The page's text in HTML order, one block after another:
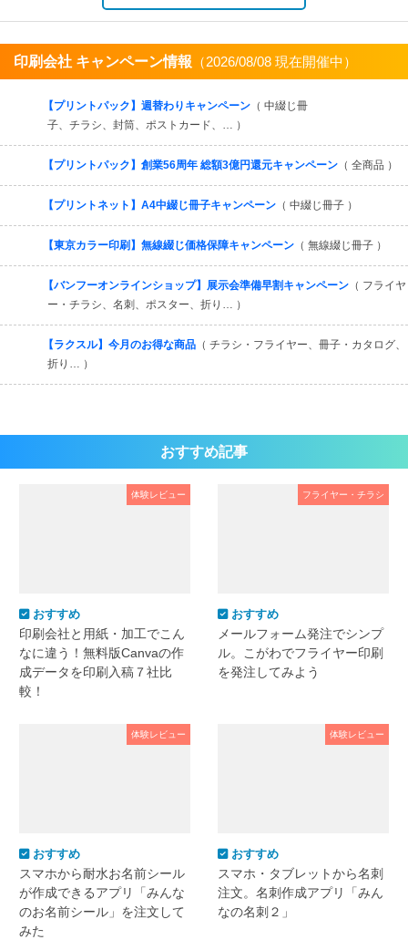
印刷会社 キャンペーン情報 （2026/08/08 現在開催中）
【プリントパック】週替わりキャンペーン （ 中綴じ冊
子、チラシ、封筒、ポストカード、… ）
【プリントパック】創業56周年 総額3億円還元キャンペーン （ 全商品 ）
【プリントネット】A4中綴じ冊子キャンペーン （ 中綴じ冊子 ）
【東京カラー印刷】無線綴じ価格保障キャンペーン （ 無線綴じ冊子 ）
【バンフーオンラインショップ】展示会準備早割キャンペーン （ フライヤ
ー・チラシ、名刺、ポスター、折り… ）
【ラクスル】今月のお得な商品 （ チラシ・フライヤー、冊子・カタログ、
折り… ）
おすすめ記事
体験レビュー
おすすめ
印刷会社と用紙・加工でこん
なに違う！無料版Canvaの作
成データを印刷入稿７社比
較！
フライヤー・チラシ
おすすめ
メールフォーム発注でシンプ
ル。こがわでフライヤー印刷
を発注してみよう
体験レビュー
おすすめ
スマホから耐水お名前シール
が作成できるアプリ「みんな
のお名前シール」を注文して
みた
体験レビュー
おすすめ
スマホ・タブレットから名刺
注文。名刺作成アプリ「みん
なの名刺２」